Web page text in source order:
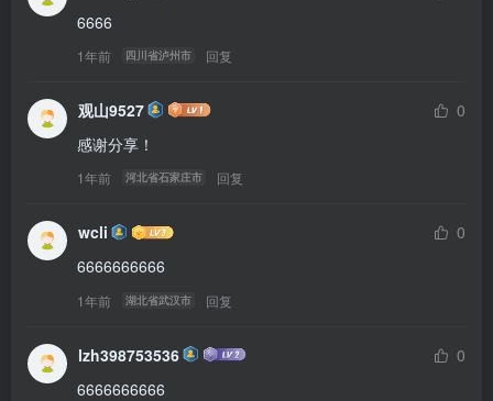
6666
1年前 四川省泸州市 回复
观山9527
0
感谢分享！
1年前 河北省石家庄市 回复
wcli
0
6666666666
1年前 湖北省武汉市 回复
lzh398753536
0
6666666666